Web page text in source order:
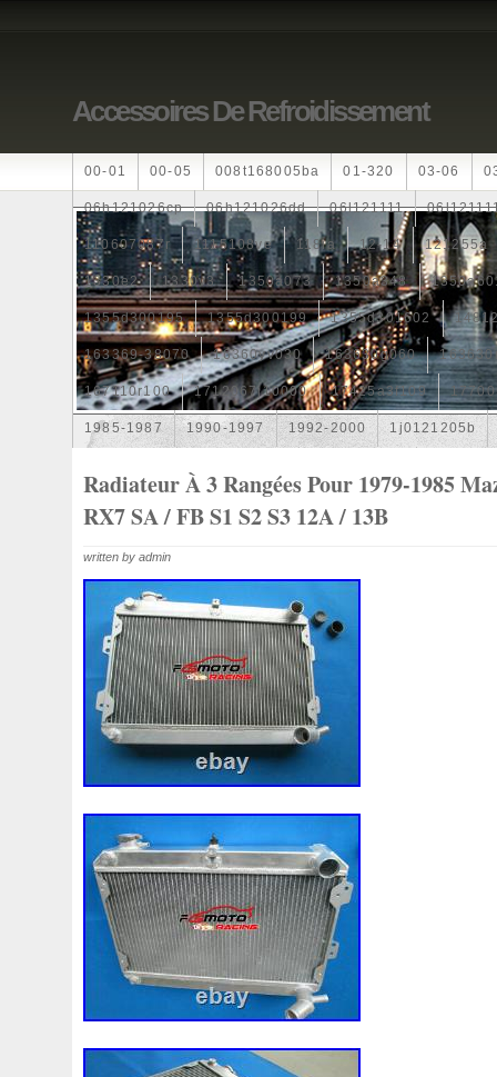
Accessoires De Refroidissement
00-01 00-05 008t168005ba 01-320 03-06
06h121026cp 06h121026dd 06l121111
110607087r 1115108ve 118ia 12-14 121255a
1330e2 1330v3 1350a073 1350a348
1355d300195 1355d300199 1355d301602
163369-38070 16360yv030 163630g060
167110r100 1712067j10000 17425a3f109
1985-1987 1990-1997 1992-2000 1j0121205b
1k0121207t
210103417r 21060g2401 21060t5670
214100052r 214104822r 214104eb0b
214108535r 214108706r 214109798r
214812415r 214814342r 214814ea0a
214818h83a 214819674r
253103e710 253103k750
253802y000 253803z 25380a4500
256902u000 272105fw0a 289103103r
2q0121203k 2q0121203m 2q0959455h
357820795j 35mm 36mm
3rangées 3row 4-Rangée 40mm
4b0121251k 4c0121251aa 4h0121003f
Radiateur À 3 Rangées Pour 1979-1985
RX7 SA / FB S1 S2 S3 12A / 13B
written by admin